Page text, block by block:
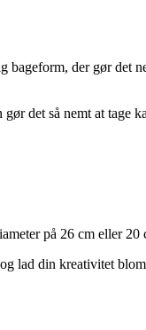
bageform, der gør
det så nemt at tage
på 26 cm eller
lad din kreativitet